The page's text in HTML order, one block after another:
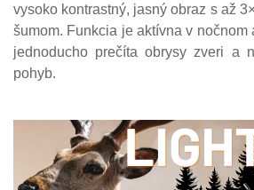
vysoko kontrastný, jasný obraz s až
šumom. Funkcia je aktívna v nočnom
jednoducho prečíta obrysy zveri a
pohyb.